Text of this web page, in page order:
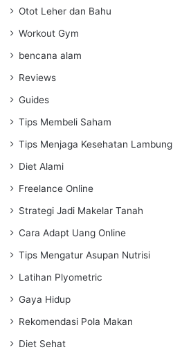
Otot Leher dan Bahu
Workout Gym
bencana alam
Reviews
Guides
Tips Membeli Saham
Tips Menjaga Kesehatan Lambung
Diet Alami
Freelance Online
Strategi Jadi Makelar Tanah
Cara Adapt Uang Online
Tips Mengatur Asupan Nutrisi
Latihan Plyometric
Gaya Hidup
Rekomendasi Pola Makan
Diet Sehat